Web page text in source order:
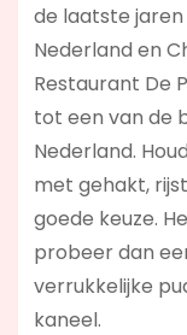
de laatste
Nederland en
Restaurant De
tot een van de
Nederland.
met gehakt,
goede keuze.
probeer dan
verrukkelijke
kaneel.